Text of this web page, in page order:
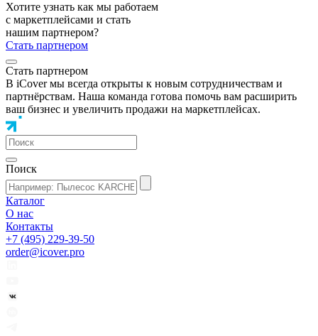
Хотите узнать как мы работаем
с маркетплейсами и стать
нашим партнером?
Стать партнером
Стать партнером
В iCover мы всегда открыты к новым сотрудничествам и
партнёрствам. Наша команда готова помочь вам расширить
ваш бизнес и увеличить продажи на маркетплейсах.
Поиск
Каталог
О нас
Контакты
+7 (495) 229-39-50
order@icover.pro